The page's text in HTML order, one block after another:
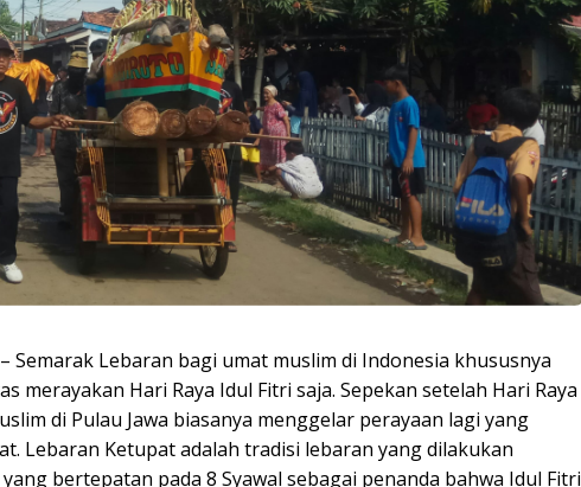
Semarak Lebaran bagi umat muslim di Indonesia khususnya
merayakan Hari Raya Idul Fitri saja. Sepekan setelah Hari Raya
di Pulau Jawa biasanya menggelar perayaan lagi yang
Lebaran Ketupat adalah tradisi lebaran yang dilakukan
bertepatan pada 8 Syawal sebagai penanda bahwa Idul Fitri